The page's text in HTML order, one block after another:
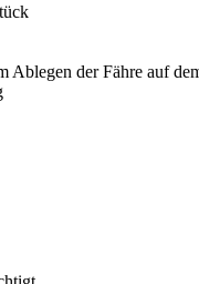
Ablegen der Fähre auf